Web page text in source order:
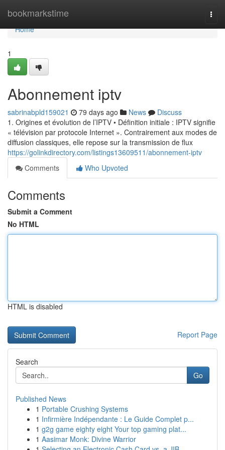
bookmarkstime
Home
Home
1
Abonnement iptv
sabrinabpld159021 79 days ago News
Discuss
1. Origines et évolution de l’IPTV • Définition initiale : IPTV signifie
« télévision par protocole Internet ». Contrairement aux modes de
diffusion classiques, elle repose sur la transmission de flux
https://golinkdirectory.com/listings13609511/abonnement-iptv
Comments
Who Upvoted
Comments
Submit a Comment
No HTML
HTML is disabled
Report Page
Search
Go
Published News
1 Portable Crushing Systems
1 Infirmière Indépendante : Le Guide Complet p...
1 g2g game eighty eight Your top gaming plat...
1 Aasimar Monk: Divine Warrior